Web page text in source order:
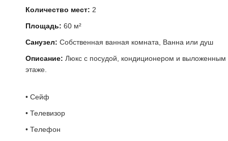
Количество мест: 2
Площадь: 60 м²
Санузел: Собственная ванная комната, Ванна или душ
Описание: Люкс с посудой, кондиционером и
этаже.
• Сейф
• Телевизор
• Телефон